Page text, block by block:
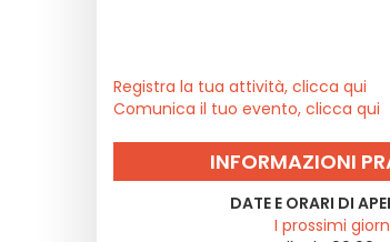
Registra la tua attività, clicca qui
Comunica il tuo evento, clicca qui
INFORMAZIONI
DATE E ORARI DI
I prossimi